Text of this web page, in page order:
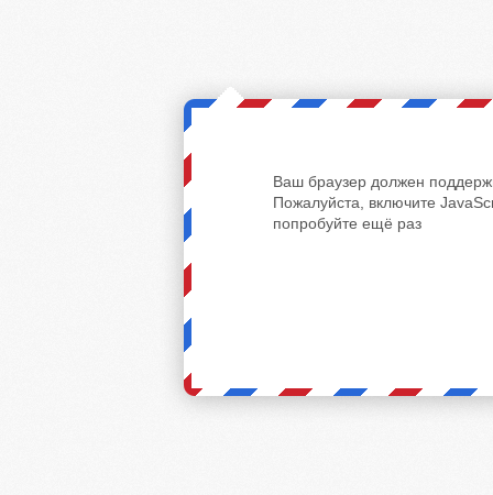
Ваш браузер должен
Пожалуйста, включите
попробуйте ещё раз